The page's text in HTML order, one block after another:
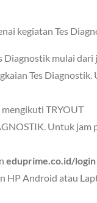
kegiatan Tes
Diagnostik mulai dari
Tes
TRYOUT
Untuk
eduprime.co.id/login
HP Android atau